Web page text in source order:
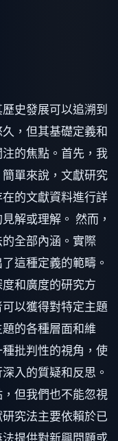
史發展可以追溯到
，但其基礎定義和
的焦點。首先，我
單來說，文獻研究
的文獻資料進行詳
解或理解。 然而，
全部內涵。實際
這種定義的範疇。
和廣度的研究方
以獲得對特定主題
的各種層面和維
批判性的視角，使
入的質疑和反思。
但我們也不能忽視
究法主要依賴於已